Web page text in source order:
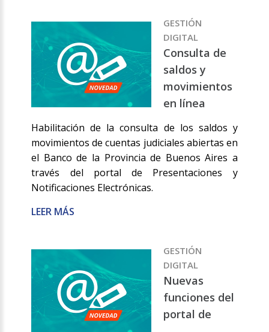
GESTIÓN
DIGITAL
Consulta de
saldos y
movimientos
en línea
Habilitación de la consulta de los saldos y
movimientos de cuentas judiciales abiertas en
el Banco de la Provincia de Buenos Aires a
través del portal de Presentaciones y
Notificaciones Electrónicas.
LEER MÁS
GESTIÓN
DIGITAL
Nuevas
funciones del
portal de